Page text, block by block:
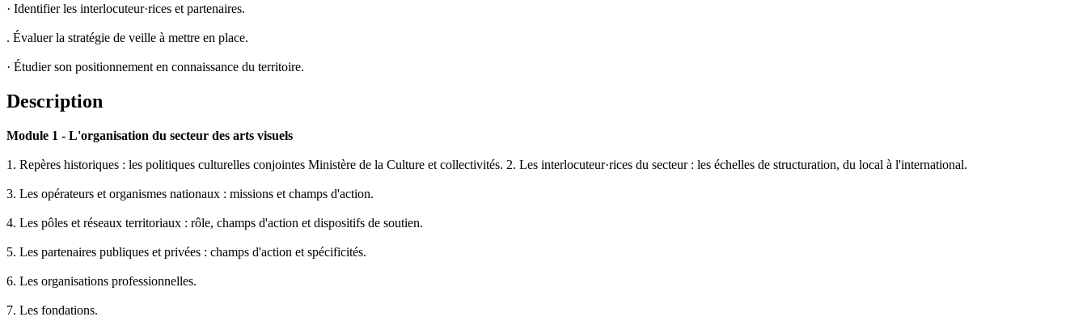
· Identifier les interlocuteur·rices et partenaires.
. Évaluer la stratégie de veille à mettre en place.
· Étudier son positionnement en connaissance du territoire.
Description
Module 1 - L'organisation du secteur des arts visuels
1. Repères historiques : les politiques culturelles conjointes Ministère de la Culture et collectivités. 2. Les interlocuteur·rices du secteur : les échelles de structuration, du local à l'international.
3. Les opérateurs et organismes nationaux : missions et champs d'action.
4. Les pôles et réseaux territoriaux : rôle, champs d'action et dispositifs de soutien.
5. Les partenaires publiques et privées : champs d'action et spécificités.
6. Les organisations professionnelles.
7. Les fondations.